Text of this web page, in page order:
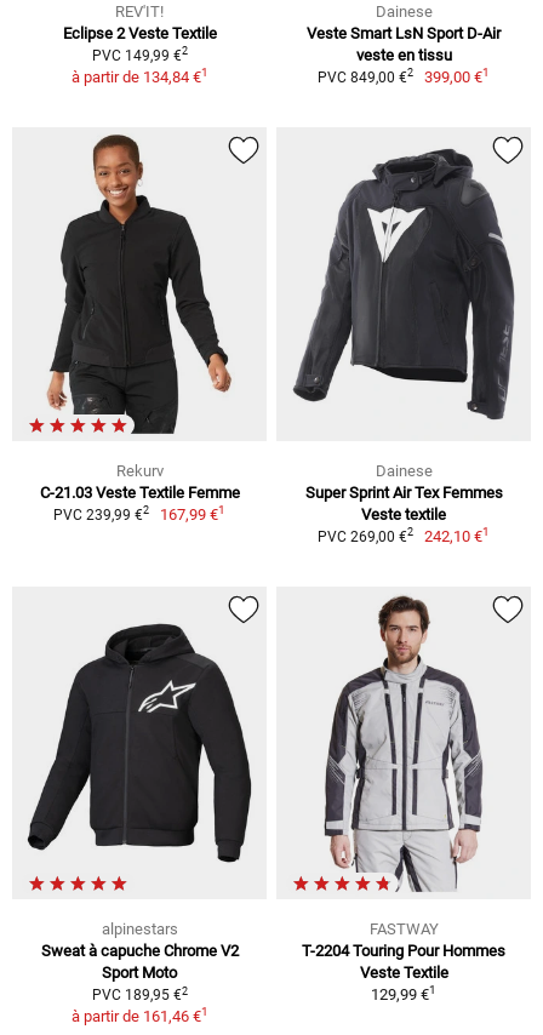
REV'IT!
Eclipse 2 Veste Textile
PVC 149,99 €2
à partir de 134,84 €1
Dainese
Veste Smart LsN Sport D-Air
veste en tissu
PVC 849,00 €2 399,00 €1
Rekurv
C-21.03 Veste Textile Femme
PVC 239,99 €2 167,99 €1
Dainese
Super Sprint Air Tex Femmes
Veste textile
PVC 269,00 €2 242,10 €1
alpinestars
Sweat à capuche Chrome V2
Sport Moto
PVC 189,95 €2
à partir de 161,46 €1
FASTWAY
T-2204 Touring Pour Hommes
Veste Textile
129,99 €1